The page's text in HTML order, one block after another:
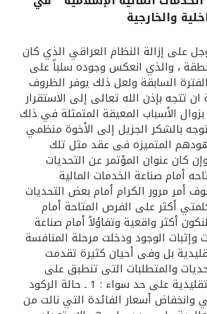
الصرف الآلي
والخارجية
على إزالة النظام العراقي الذي كان
، والذي انعكس وجوده سلباً على
السابقة ولعل ذلك يوفر الظروف
تتجه بإذن الله تعالى إلى الاستقرار
بزوال الأسباب المعيقة المتمثلة في ذلك
بالشكر الجزيل إلى الأخوة منظمي
المتميزه فى عقد مثل تلك
كان عنوان المؤتمر عن التحديات
أمام صناعة الخدمات المالية
أمر مرور الكرام أمام بعض التحديات
أكثر على الفرص المتاحة أمام
أكثر واقعية وتفاؤلاً أمام صناعة
وإثبات الوجود ودخلت مرحلة المنافسة
بل وفى أحيان كثيرة تقدمت
والمتطلبات التى تنطبق على
البنوك الاسلامية والتقليدية على حد سواء : 1 ـ حالة الركود
وانخفاض أسعار الفائدة التي نالت من